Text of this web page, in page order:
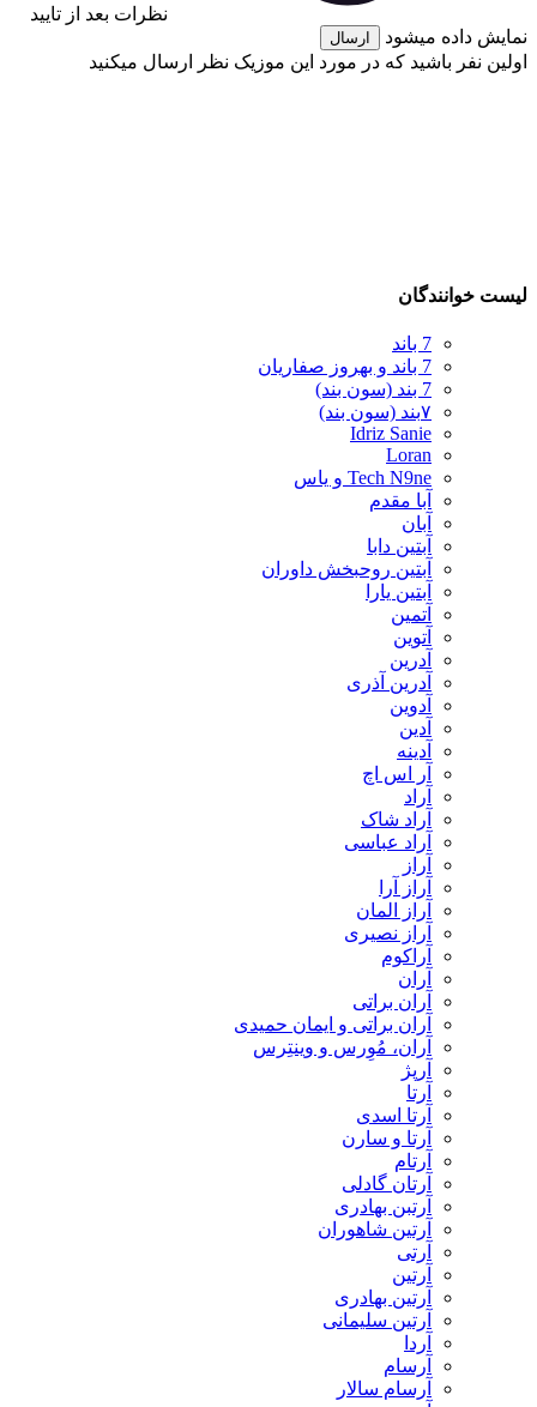
نظرات بعد از تایید
نمایش داده میشود
ارسال
اولین نفر باشید که در مورد این موزیک نظر ارسال میکنید
لیست خوانندگان
7 باند
7 باند و بهروز صفاریان
7 بند (سون بند)
۷بند (سون بند)
Idriz Sanie
Loran
Tech N9ne و یاس
آبا مقدم
آبان
آبتین دابا
آبتین روحبخش داوران
آبتین یارا
آتمین
آتوین
آدرین
آدرین آذری
آدوین
آدین
آدینه
آر اس اچ
آراد
آراد شاک
آراد عباسی
آراز
آراز آرا
آراز المان
آراز نصیری
آراکوم
آران
آران براتی
آران براتی و ایمان حمیدی
آران، مُوِرس و وینتِرس
آرپژ
آرتا
آرتا اسدی
آرتا و سارن
آرتام
آرتان گادلی
آرتبن بهادری
آرتين شاهوران
آرتی
آرتین
آرتین بهادری
آرتین سلیمانی
آردا
آرسام
آرسام سالار